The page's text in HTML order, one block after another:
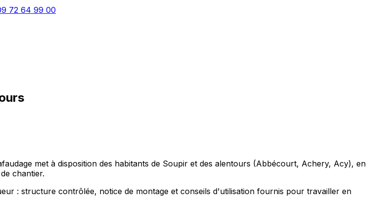
72 64 99 00
met à disposition des habitants de Soupir et des alentours (Abbécourt, Achery, Acy), en
chantier.
: structure contrôlée, notice de montage et conseils d'utilisation fournis pour travailler en